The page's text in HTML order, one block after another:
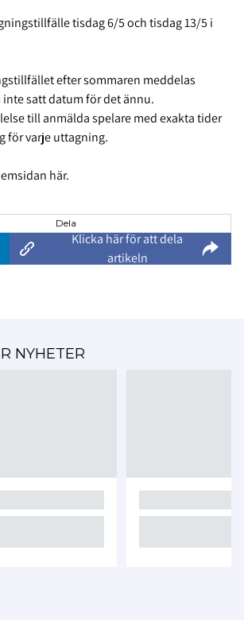
tisdag 6/5 och tisdag 13/5 i
efter sommaren meddelas
inte satt datum för det ännu.
till anmälda spelare med exakta tider
för varje uttagning.
här.
Dela
Klicka här för att dela
artikeln
NYHETER